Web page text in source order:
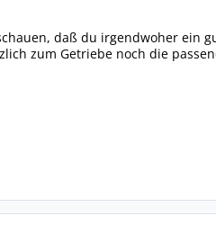
daß du irgendwoher ein
zum Getriebe noch die